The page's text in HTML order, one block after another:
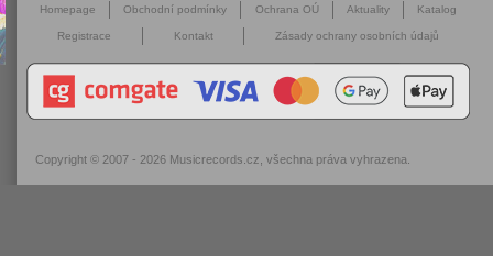
Homepage Obchodní podmínky Ochrana OÚ Aktuality Katalog
Registrace Kontakt Zásady ochrany osobních údajů
Copyright © 2007 - 2026 Musicrecords.cz , všechna práva vyhrazena.